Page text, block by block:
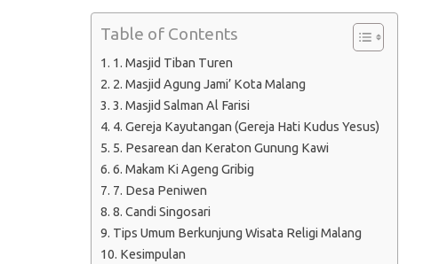
Table of Contents
1. Masjid Tiban Turen
2. Masjid Agung Jami’ Kota Malang
3. Masjid Salman Al Farisi
4. Gereja Kayutangan (Gereja Hati Kudus Yesus)
5. Pesarean dan Keraton Gunung Kawi
6. Makam Ki Ageng Gribig
7. Desa Peniwen
8. Candi Singosari
Tips Umum Berkunjung Wisata Religi Malang
Kesimpulan